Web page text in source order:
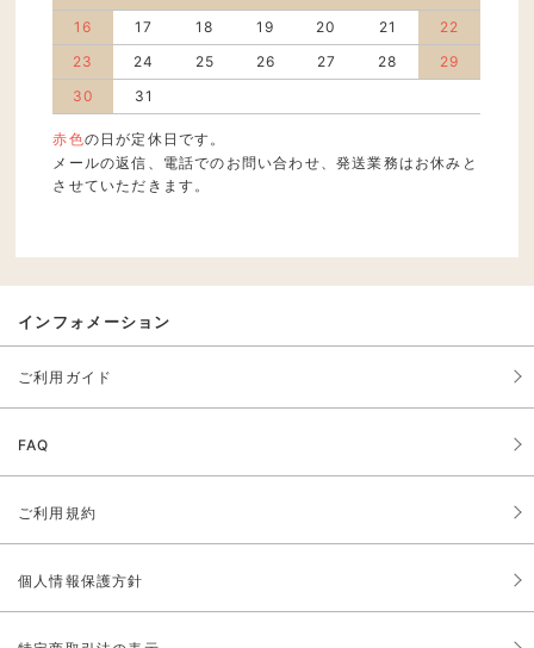
16
17 18 19 20 21
22
23
24 25 26 27 28
29
30
31
赤色の日が定休日です。
メールの返信、電話でのお問い合わせ、発送業務はお休みと
させていただきます。
インフォメーション
ご利用ガイド
FAQ
ご利用規約
個人情報保護方針